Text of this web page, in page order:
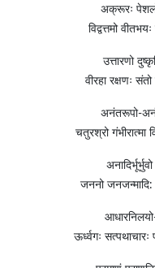
अक्रूरः पेशलो
विद्वत्तमो
उत्तारणो
वीरहा रक्षणः
अनंतरूपो-
चतुरश्रो गंभीरात्मा
जननो
ऊर्ध्वगः